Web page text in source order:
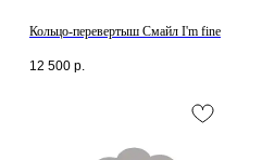
Кольцо-перевертыш Смайл I'm fine
12 500 р.